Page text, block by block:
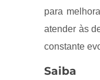
para
atender às
constante
Saiba